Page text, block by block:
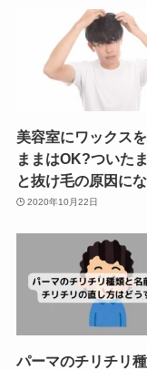
美容室にワックス
ままはOK?ついた
と抜け毛の原因に
2020年10月22日
パーマのチリチリ